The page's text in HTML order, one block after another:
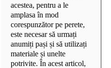
acestea, pentru a le
amplasa în mod
corespunzător pe perete,
este necesar să urmați
anumiți pași și să utilizați
materiale și unelte
potrivite. În acest articol,